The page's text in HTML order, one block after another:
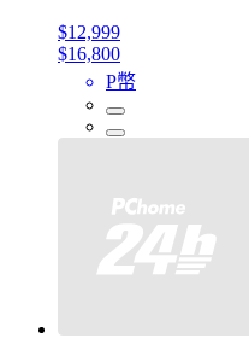
$12,999
$16,800
P幣